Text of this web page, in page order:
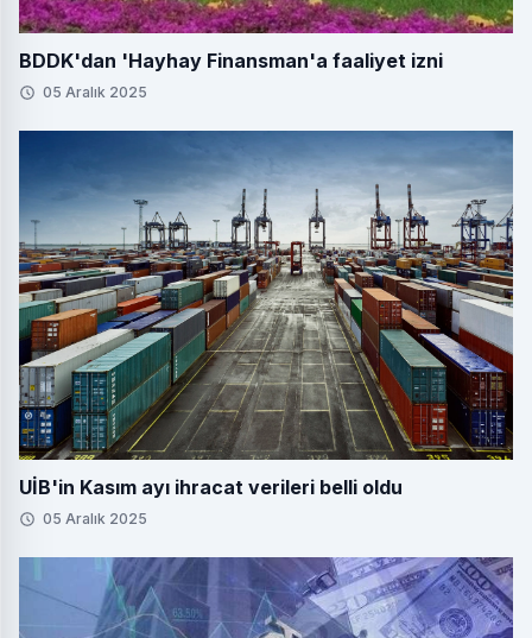
BDDK'dan 'Hayhay Finansman'a faaliyet izni
05 Aralık 2025
UİB'in Kasım ayı ihracat verileri belli oldu
05 Aralık 2025